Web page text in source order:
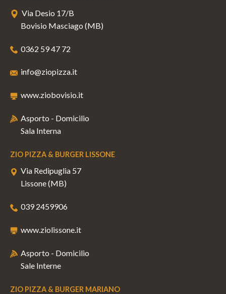
Via Desio 17/B
Bovisio Masciago (MB)
0362 59 47 72
info@ziopizza.it
www.ziobovisio.it
Asporto - Domicilio
Sala Interna
ZIO PIZZA & BURGER LISSONE
Via Redipuglia 57
Lissone (MB)
039 2459906
www.ziolissone.it
Asporto - Domicilio
Sale Interne
ZIO PIZZA & BURGER MARIANO